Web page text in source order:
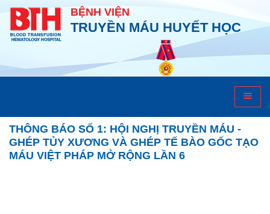
BỆNH VIỆN
TRUYỀN MÁU HUYẾT HỌC
Ghép tế bào gốc
THÔNG BÁO SỐ 1: HỘI NGHỊ TRUYỀN MÁU -
GHÉP TỦY XƯƠNG VÀ GHÉP TẾ BÀO GỐC TẠO
MÁU VIỆT PHÁP MỞ RỘNG LẦN 6